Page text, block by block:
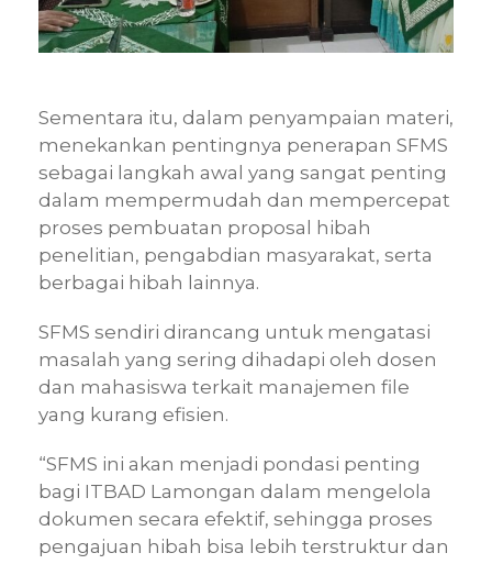
Sementara itu, dalam penyampaian materi,
menekankan pentingnya penerapan SFMS
sebagai langkah awal yang sangat penting
dalam mempermudah dan mempercepat
proses pembuatan proposal hibah
penelitian, pengabdian masyarakat, serta
berbagai hibah lainnya.
SFMS sendiri dirancang untuk mengatasi
masalah yang sering dihadapi oleh dosen
dan mahasiswa terkait manajemen file
yang kurang efisien.
“SFMS ini akan menjadi pondasi penting
bagi ITBAD Lamongan dalam mengelola
dokumen secara efektif, sehingga proses
pengajuan hibah bisa lebih terstruktur dan